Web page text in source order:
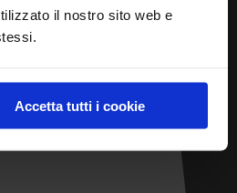
il nostro sito web e
Accetta tutti i cookie